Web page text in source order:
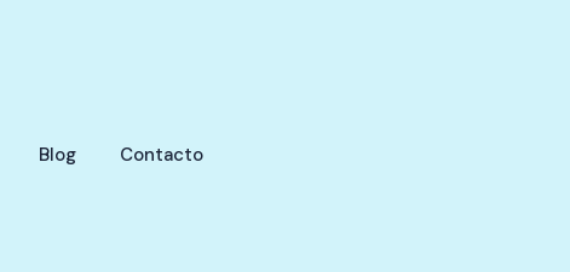
Blog Contacto